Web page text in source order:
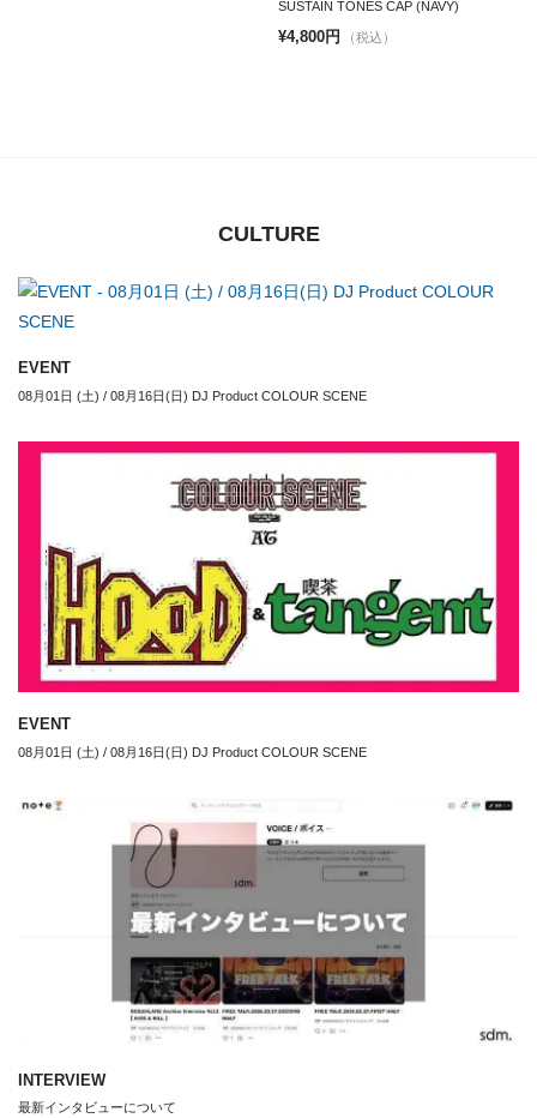
SUSTAIN TONES CAP (NAVY)
¥4,800円 （税込）
CULTURE
EVENT
08月01日 (土) / 08月16日(日) DJ Product COLOUR SCENE
EVENT
08月01日 (土) / 08月16日(日) DJ Product COLOUR SCENE
INTERVIEW
最新インタビューについて